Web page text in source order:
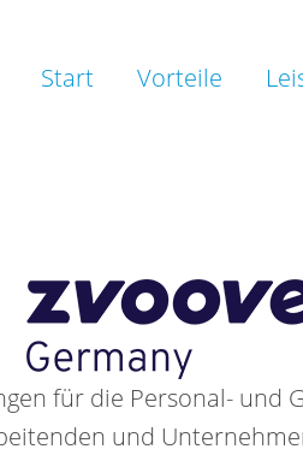
Start Vorteile
für die Personal- und
und